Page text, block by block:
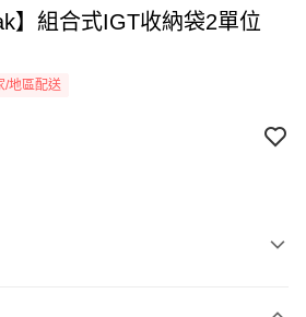
】組合式IGT收納袋2單位
/地區配送